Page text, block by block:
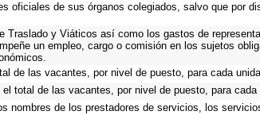
de sus órganos colegiados, salvo que por
y Viáticos así como los gastos de
un empleo, cargo o comisión en los sujetos
de las vacantes, por nivel de puesto, para cada
total de las vacantes, por nivel de puesto, para cada
de los prestadores de servicios, los